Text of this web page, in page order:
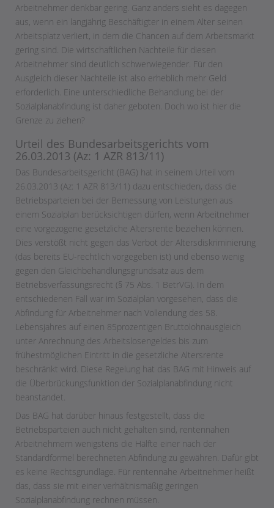
Arbeitnehmer denkbar gering. Ganz anders sieht es dagegen
aus, wenn ein langjährig Beschäftigter in einem Alter seinen
Arbeitsplatz verliert, in dem die Chancen auf dem Arbeitsmarkt
gering sind. Die wirtschaftlichen Nachteile für diesen
Arbeitnehmer sind deutlich schwerwiegender. Für den
Ausgleich dieser Nachteile ist also erheblich mehr Geld
erforderlich. Eine unterschiedliche Behandlung bei der
Sozialplanabfindung ist daher geboten. Doch wo ist hier die
Grenze zu ziehen?
Urteil des Bundesarbeitsgerichts vom
26.03.2013 (Az: 1 AZR 813/11)
Das Bundesarbeitsgericht (BAG) hat in seinem Urteil vom
26.03.2013 (Az: 1 AZR 813/11) dazu entschieden, dass die
Betriebsparteien bei der Bemessung von Leistungen aus
einem Sozialplan berücksichtigen dürfen, wenn Arbeitnehmer
eine vorgezogene gesetzliche Altersrente beziehen können.
Dies verstößt nicht gegen das Verbot der Altersdiskriminierung
(das bereits EU-rechtlich vorgegeben ist) und ebenso wenig
gegen den Gleichbehandlungsgrundsatz aus dem
Betriebsverfassungsrecht (§ 75 Abs. 1 BetrVG). In dem
entschiedenen Fall war im Sozialplan vorgesehen, dass die
Abfindung für Arbeitnehmer nach Vollendung des 58.
Lebensjahres auf einen 85prozentigen Bruttolohnausgleich
unter Anrechnung des Arbeitslosengeldes bis zum
frühestmöglichen Eintritt in die gesetzliche Altersrente
beschränkt wird. Diese Regelung hat das BAG mit Hinweis auf
die Überbrückungsfunktion der Sozialplanabfindung nicht
beanstandet.
Das BAG hat darüber hinaus festgestellt, dass die
Betriebsparteien auch nicht gehalten sind, rentennahen
Arbeitnehmern wenigstens die Hälfte einer nach der
Standardformel berechneten Abfindung zu gewähren. Dafür gibt
es keine Rechtsgrundlage. Für rentennahe Arbeitnehmer heißt
das, dass sie mit einer verhältnismäßig geringen
Sozialplanabfindung rechnen müssen.